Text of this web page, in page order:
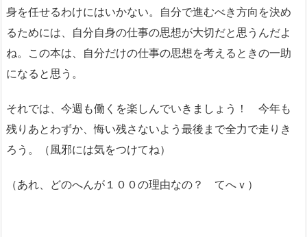
身を任せるわけにはいかない。自分で進むべき方向を決め
るためには、自分自身の仕事の思想が大切だと思うんだよ
ね。この本は、自分だけの仕事の思想を考えるときの一助
になると思う。
それでは、今週も働くを楽しんでいきましょう！ 今年も
残りあとわずか、悔い残さないよう最後まで全力で走りき
ろう。（風邪には気をつけてね）
（あれ、どのへんが１００の理由なの？ てへｖ）